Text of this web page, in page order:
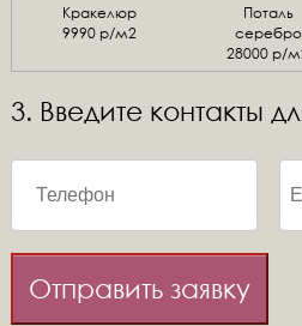
Кракелюр
9990 р/м2
Поталь
серебро
28000 р/
3. Введите контакты
Отправить заявку